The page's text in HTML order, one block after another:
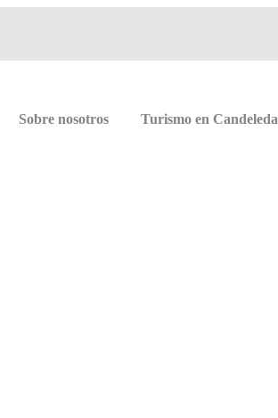
Sobre nosotros Turismo en Candeleda